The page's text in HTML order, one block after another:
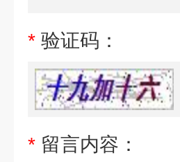
* 验证码：
* 留言内容：